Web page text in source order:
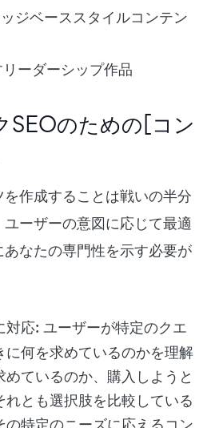
ジベーススタイルコンテン
ーダーシップ作品
SEOのための[コン
作成することは戦いの半分
ーザーの意図に応じて最適
なたの専門性を示す必要が
対応: ユーザーが特定のクエ
に何を求めているのかを理解
めているのか、購入しようと
れとも選択肢を比較している
特定のニーズに応えるコン